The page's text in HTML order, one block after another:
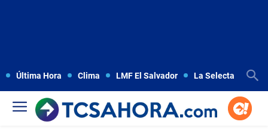
Última Hora Clima LMF El Salvador La Selecta